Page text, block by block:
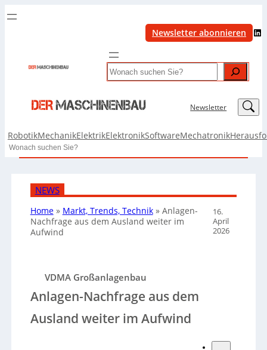
Newsletter abonnieren LinkedIn
Search
Newsletter LinkedIn
RobotikMechanikElektrikElektronikSoftwareMechatronik
Search
NEWS
Home» Markt, Trends, Technik» Anlagen-
Nachfrage aus dem Ausland weiter im
Aufwind
16.
April
2026
VDMA Großanlagenbau
Anlagen-Nachfrage aus dem
Ausland weiter im Aufwind